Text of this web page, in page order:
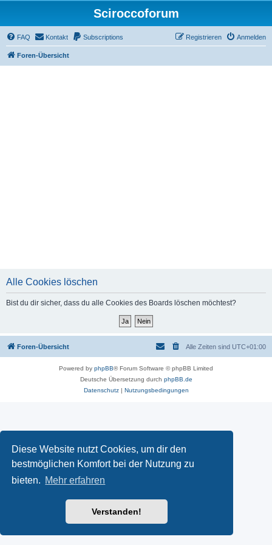
Diese Website nutzt Cookies, um dir den
bestmöglichen Komfort bei der Nutzung zu
bieten. Mehr erfahren
Verstanden!
Sciroccoforum
FAQ Kontakt Subscriptions Anmelden
Registrieren
Foren-Übersicht
Alle Cookies löschen
Bist du dir sicher, dass du alle Cookies des Boards löschen möchtest?
Foren-Übersicht Alle Zeiten sind UTC+01:00
Powered by phpBB® Forum Software © phpBB Limited
Deutsche Übersetzung durch phpBB.de
Datenschutz| Nutzungsbedingungen